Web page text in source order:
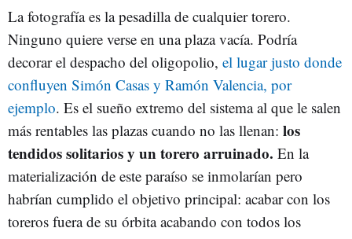
La fotografía es la pesadilla de cualquier torero.
Ninguno quiere verse en una plaza vacía. Podría
decorar el despacho del oligopolio, el lugar justo donde
confluyen Simón Casas y Ramón Valencia, por
ejemplo. Es el sueño extremo del sistema al que le salen
más rentables las plazas cuando no las llenan: los
tendidos solitarios y un torero arruinado. En la
materialización de este paraíso se inmolarían pero
habrían cumplido el objetivo principal: acabar con los
toreros fuera de su órbita acabando con todos los